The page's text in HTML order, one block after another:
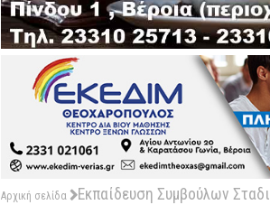
Αρχική σελίδα Εκπαίδευση Συμβούλων